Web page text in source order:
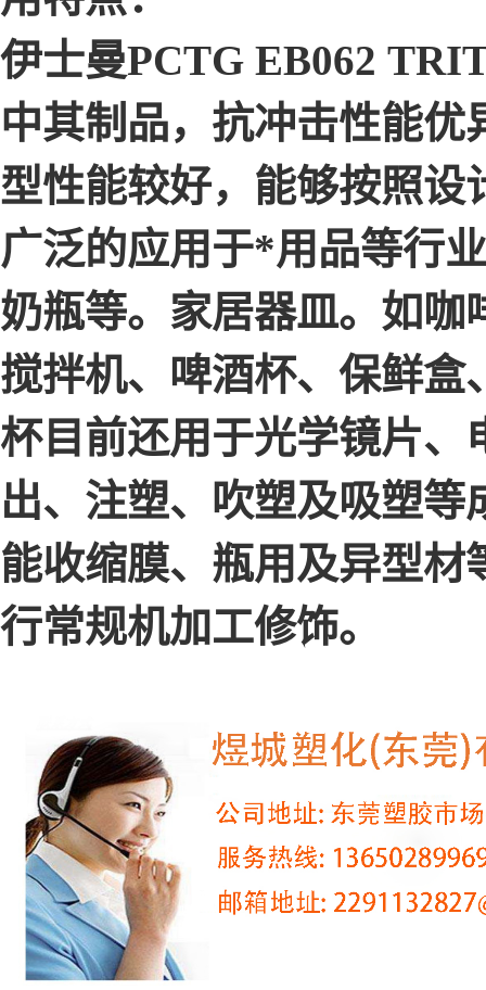
伊士曼PCTG EB062
中其制品，抗冲击性能
型性能较好，能够按照
广泛的应用于*用品等行
奶瓶等。家居器皿。如咖
搅拌机、啤酒杯、保鲜盒
杯目前还用于光学镜片、
出、注塑、吹塑及吸塑
能收缩膜、瓶用及异型
行常规机加工修饰。